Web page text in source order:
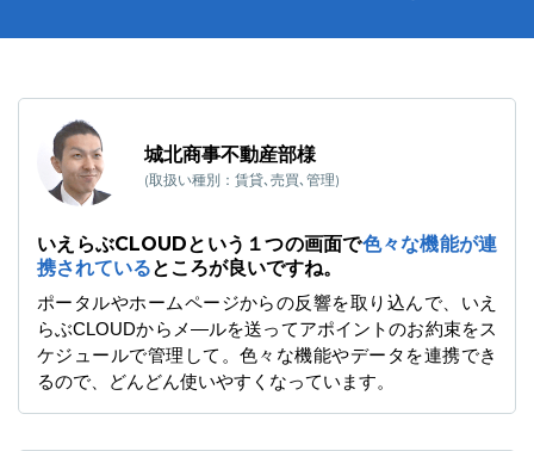
城北商事不動産部様
(取扱い種別：賃貸､売買､管理)
いえらぶCLOUDという１つの画面で色々な機能が連
携されているところが良いですね。
ポータルやホームページからの反響を取り込んで、いえ
らぶCLOUDからメ―ルを送ってアポイントのお約束をス
ケジュールで管理して。色々な機能やデータを連携でき
るので、どんどん使いやすくなっています。